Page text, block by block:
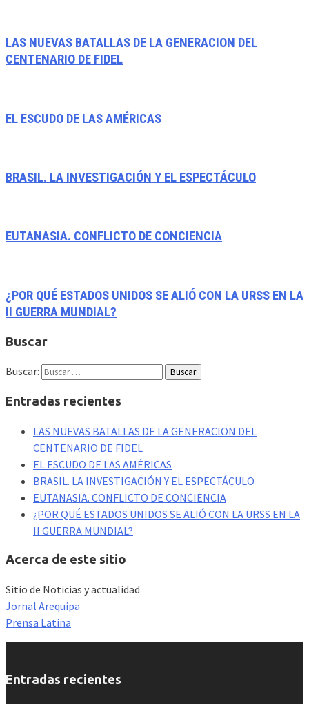
LAS NUEVAS BATALLAS DE LA GENERACION DEL
CENTENARIO DE FIDEL
EL ESCUDO DE LAS AMÉRICAS
BRASIL. LA INVESTIGACIÓN Y EL ESPECTÁCULO
EUTANASIA. CONFLICTO DE CONCIENCIA
¿POR QUÉ ESTADOS UNIDOS SE ALIÓ CON LA URSS EN LA
II GUERRA MUNDIAL?
Buscar
Buscar:
Entradas recientes
LAS NUEVAS BATALLAS DE LA GENERACION DEL
CENTENARIO DE FIDEL
EL ESCUDO DE LAS AMÉRICAS
BRASIL. LA INVESTIGACIÓN Y EL ESPECTÁCULO
EUTANASIA. CONFLICTO DE CONCIENCIA
¿POR QUÉ ESTADOS UNIDOS SE ALIÓ CON LA URSS EN LA
II GUERRA MUNDIAL?
Acerca de este sitio
Sitio de Noticias y actualidad
Jornal Arequipa
Prensa Latina
Entradas recientes